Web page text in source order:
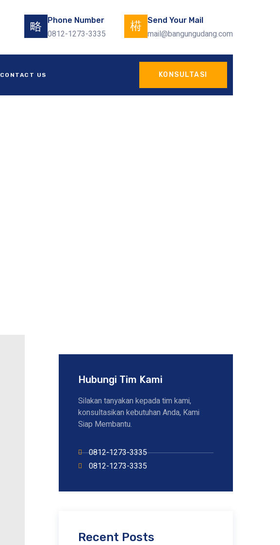
Phone Number
0812-1273-3335
Send Your Mail
mail@bangungudang.com
CONTACT US KONSULTASI
Hubungi Tim Kami
Silakan tanyakan kepada tim kami,
konsultasikan kebutuhan Anda, Kami
Siap Membantu.
0812-1273-3335
0812-1273-3335
Recent Posts